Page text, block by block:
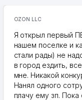
OZON LLC
Я открыл первый
нашем поселке и
стали рады) не
в город ездить,
мне. Никакой
Нанял одного
плачу ему зп. Пока